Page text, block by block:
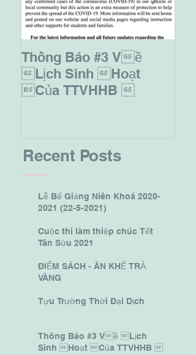
Thông Báo #3 Về
Lịch Sinh Hoạt
Của TTVHHB
Recent Posts
Lễ Bế Giảng Niên Khoá 2020-
2021 (22-5-2021)
Cuộc thi làm thiệp chúc Tết
Tân Sửu 2021
ĐIỂM SÁCH - ĂN KHẾ TRẢ
VÀNG
Tựu Trường Thời Đại Dịch
Thông Báo #3 Về Lịch
Sinh Hoạt Của TTVHHB